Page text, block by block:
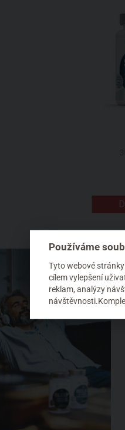
Používáme
Tyto webové
cílem vylepšení
reklam, analýzy